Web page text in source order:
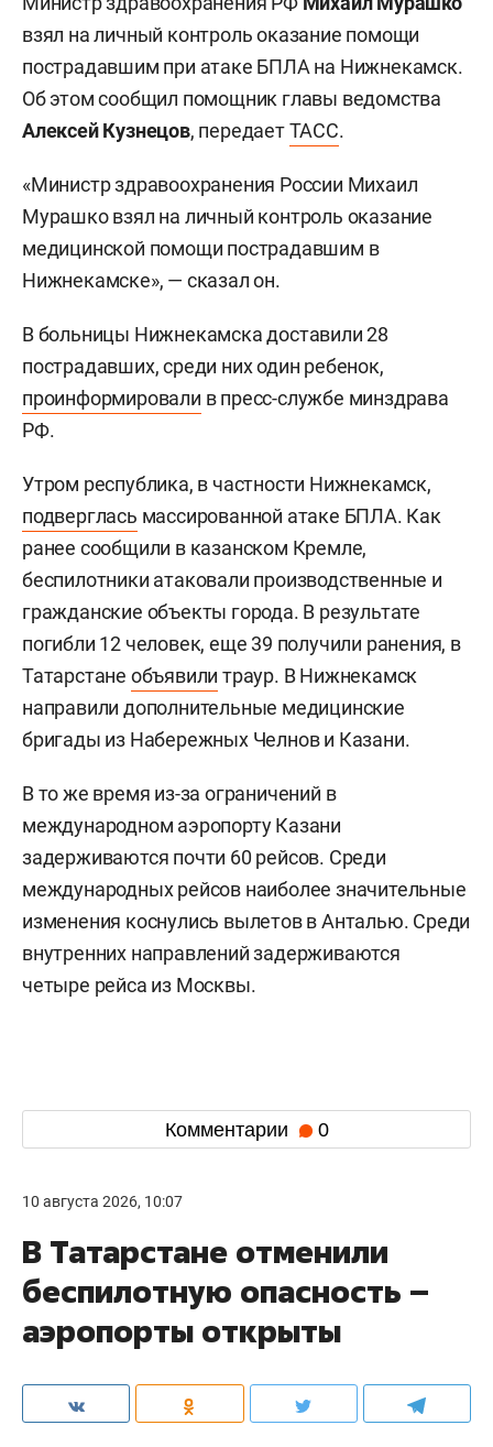
взял на личный контроль оказание помощи
пострадавшим при атаке БПЛА на Нижнекамск.
Об этом сообщил помощник главы ведомства
Алексей Кузнецов, передаетТАСС.
«Министр здравоохранения России Михаил
Мурашко взял на личный контроль оказание
медицинской помощи пострадавшим в
Нижнекамске», — сказал он.
В больницы Нижнекамска доставили 28
пострадавших, среди них один ребенок,
проинформировали в пресс-службе минздрава
РФ.
Утром республика, в частности Нижнекамск,
подверглась массированной атаке БПЛА. Как
ранее сообщили в казанском Кремле,
беспилотники атаковали производственные и
гражданские объекты города. В результате
погибли 12 человек, еще 39 получили ранения, в
Татарстане объявили траур. В Нижнекамск
направили дополнительные медицинские
бригады из Набережных Челнов и Казани.
В то же время из-за ограничений в
международном аэропорту Казани
задерживаются почти 60 рейсов. Среди
международных рейсов наиболее значительные
изменения коснулись вылетов в Анталью. Среди
внутренних направлений задерживаются
четыре рейса из Москвы.
Комментарии 0
10 августа 2026, 10:07
В Татарстане отменили
беспилотную опасность –
аэропорты открыты